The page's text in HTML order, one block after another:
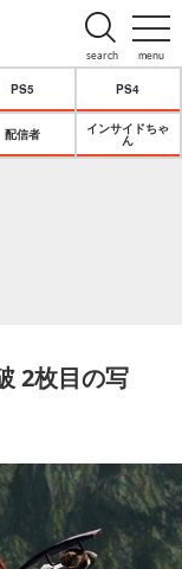
menu
search
PS5 PS4
配信者
インサイドちゃ
ん
2枚目の写